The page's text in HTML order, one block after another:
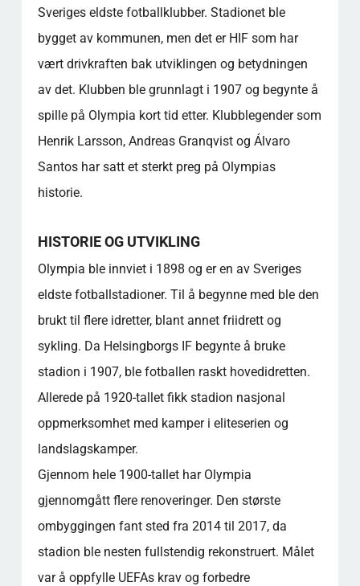
Sveriges eldste fotballklubber. Stadionet ble
bygget av kommunen, men det er HIF som har
vært drivkraften bak utviklingen og betydningen
av det. Klubben ble grunnlagt i 1907 og begynte å
spille på Olympia kort tid etter. Klubblegender som
Henrik Larsson, Andreas Granqvist og Álvaro
Santos har satt et sterkt preg på Olympias
historie.
HISTORIE OG UTVIKLING
Olympia ble innviet i 1898 og er en av Sveriges
eldste fotballstadioner. Til å begynne med ble den
brukt til flere idretter, blant annet friidrett og
sykling. Da Helsingborgs IF begynte å bruke
stadion i 1907, ble fotballen raskt hovedidretten.
Allerede på 1920-tallet fikk stadion nasjonal
oppmerksomhet med kamper i eliteserien og
landslagskamper.
Gjennom hele 1900-tallet har Olympia
gjennomgått flere renoveringer. Den største
ombyggingen fant sted fra 2014 til 2017, da
stadion ble nesten fullstendig rekonstruert. Målet
var å oppfylle UEFAs krav og forbedre